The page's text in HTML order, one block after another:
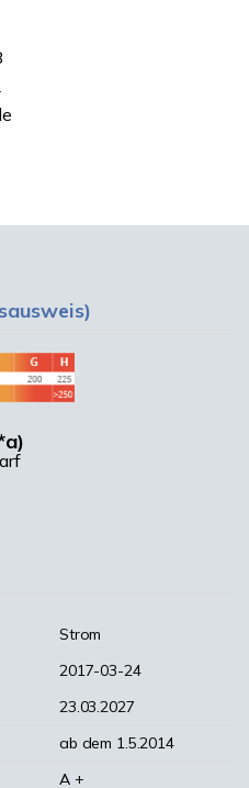
Strom
2017-03-24
23.03.2027
ab dem 1.5.2014
A +